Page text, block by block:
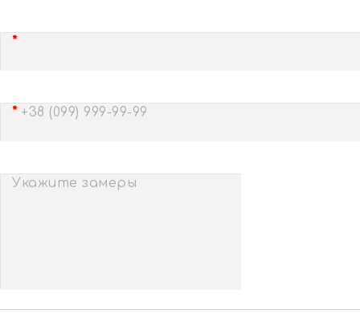
+38 (099) 999-99-99
Укажите замеры